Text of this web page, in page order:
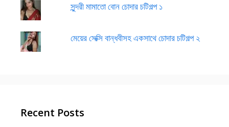
সুন্দরী মামাতো বোন চোদার চটিগল্প ১
মেয়ের সেক্সি বান্ধবীসহ একসাথে চোদার চটিগল্প ২
Recent Posts